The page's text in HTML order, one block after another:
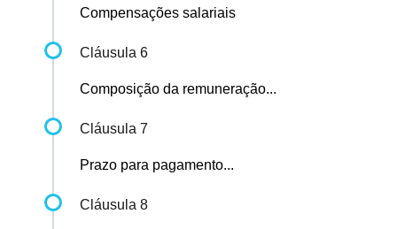
Compensações salariais
Cláusula 6
Composição da remuneração...
Cláusula 7
Prazo para pagamento...
Cláusula 8